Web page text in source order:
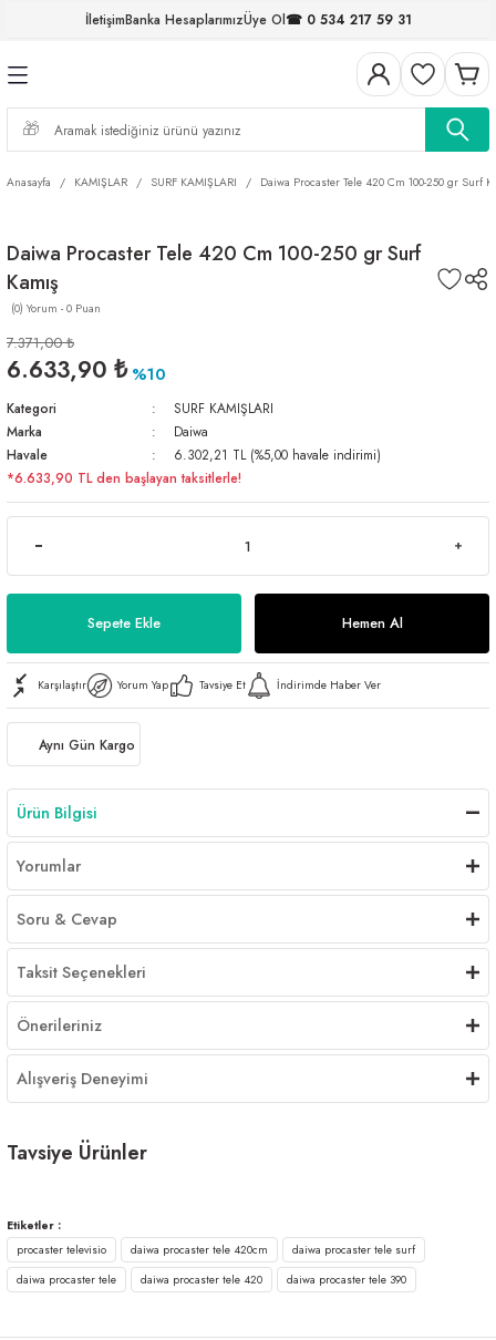
İletişimBanka HesaplarımızÜye Ol☎ 0 534 217 59 31
Geri Dön
Geri Dön
Geri Dön
MİSİNALAR
Geri Dön
FIRDÖNDÜLER
Geri Dön
Geri Dön
Geri Dön
Geri Dön
Anasayfa KAMIŞLAR SURF KAMIŞLARI Daiwa Procaster Tele 420 Cm 100-250 gr Surf
Daiwa Procaster Tele 420 Cm 100-250 gr Surf
Kamış
(0) Yorum - 0 Puan
7.371,00 ₺
6.633,90 ₺ %10
Kategori
SURF KAMIŞLARI
Marka
Daiwa
Havale
6.302,21 TL (%5,00 havale indirimi)
*6.633,90 TL den başlayan taksitlerle!
Sepete Ekle Hemen Al
Karşılaştır Yorum Yap Tavsiye Et İndirimde Haber Ver
Aynı Gün Kargo
Ürün Bilgisi
Yorumlar
Soru & Cevap
Taksit Seçenekleri
Önerileriniz
Alışveriş Deneyimi
Tavsiye Ürünler
4.955,00 ₺
Etiketler :
procaster televisio
daiwa procaster tele 420cm
daiwa procaster tele surf
daiwa procaster tele
daiwa procaster tele 420 daiwa procaster tele 390